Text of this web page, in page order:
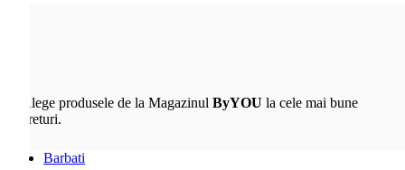
Alege produsele de la Magazinul ByYOU la cele mai bune
preturi.
Barbati